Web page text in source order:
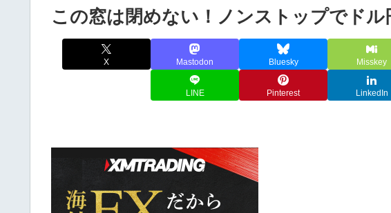
この窓は閉めない！ノンストップでドル
X Mastodon Bluesky Misskey
LINE Pinterest LinkedIn